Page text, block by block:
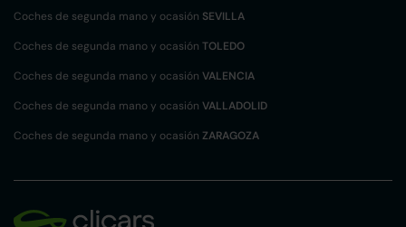
Coches de segunda mano y ocasión SEVILLA
Coches de segunda mano y ocasión TOLEDO
Coches de segunda mano y ocasión VALENCIA
Coches de segunda mano y ocasión VALLADOLID
Coches de segunda mano y ocasión ZARAGOZA